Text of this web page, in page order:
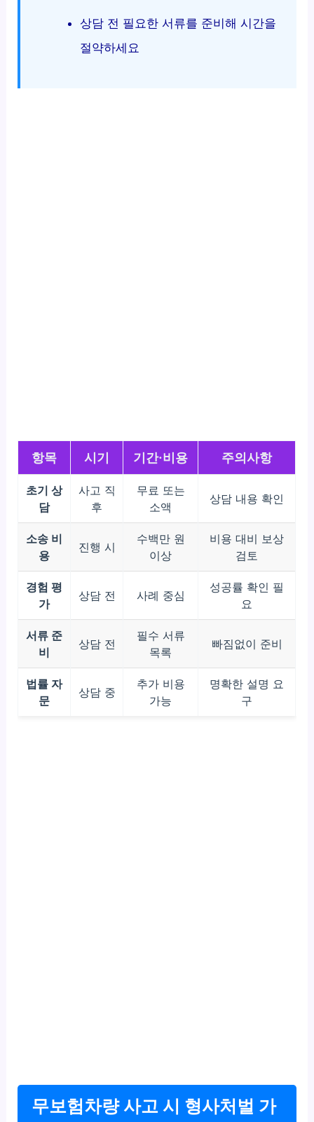
상담 전 필요한 서류를 준비해 시간을
절약하세요
항목 시기 기간·비용 주의사항
초기 상
담
사고 직
후
무료 또는
소액
상담 내용 확인
소송 비
용
진행 시
수백만 원
이상
비용 대비 보상
검토
경험 평
가
상담 전 사례 중심
성공률 확인 필
요
서류 준
비
상담 전
필수 서류
목록
빠짐없이 준비
법률 자
문
상담 중
추가 비용
가능
명확한 설명 요
구
무보험차량 사고 시 형사처벌 가